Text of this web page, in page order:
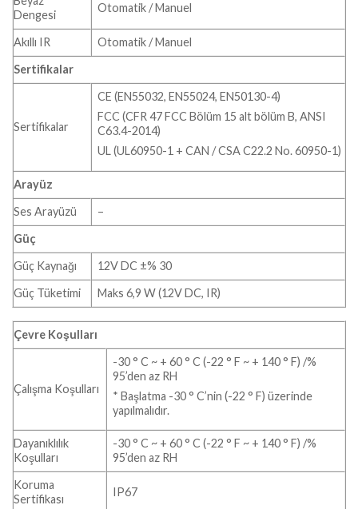
Dengesi
Otomatik / Manuel
Akıllı IR
Otomatik / Manuel
Sertifikalar
Sertifikalar
CE (EN55032, EN55024, EN50130-4)
FCC (CFR 47 FCC Bölüm 15 alt bölüm B, ANSI
C63.4-2014)
UL (UL60950-1 + CAN / CSA C22.2 No. 60950-1)
Arayüz
Ses Arayüzü
–
Güç
Güç Kaynağı
12V DC ±% 30
Güç Tüketimi
Maks 6,9 W (12V DC, IR)
Çevre Koşulları
Çalışma Koşulları
-30 ° C ~ + 60 ° C (-22 ° F ~ + 140 ° F) /%
95’den az RH
* Başlatma -30 ° C’nin (-22 ° F) üzerinde
yapılmalıdır.
Dayanıklılık
Koşulları
-30 ° C ~ + 60 ° C (-22 ° F ~ + 140 ° F) /%
95’den az RH
Koruma
Sertifikası
IP67